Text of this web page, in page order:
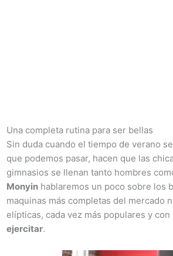
Una completa rutina para ser bellas
Sin duda cuando el tiempo de verano
que podemos pasar, hacen que las
gimnasios se llenan tanto hombres
Monyin hablaremos un poco sobre los
maquinas más completas del mercado
elípticas, cada vez más populares y
ejercitar.